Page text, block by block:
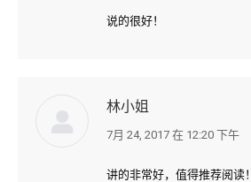
说的很好！
林小姐
说:
7月 24, 2017 在 12:20 下午
讲的非常好，值得推荐阅读！